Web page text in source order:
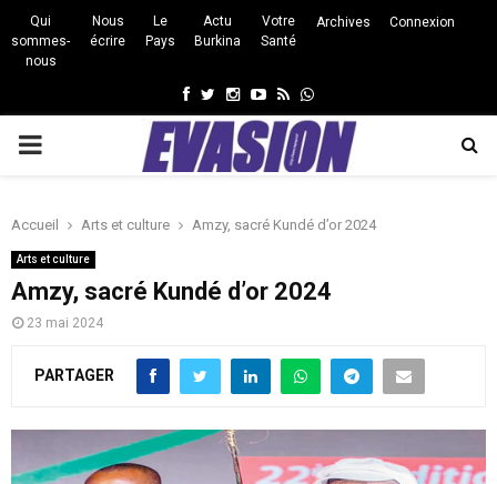
Qui
sommes-
nous
Nous
écrire
Le
Pays
Actu
Burkina
Votre
Santé
Archives Connexion
Facebook
Twitter
Instagram
Youtube
RssWhatsapp
PRIMARY
Accueil Arts et culture Amzy, sacré Kundé d’or 2024
Arts et culture
Amzy, sacré Kundé d’or 2024
23 mai 2024
PARTAGER